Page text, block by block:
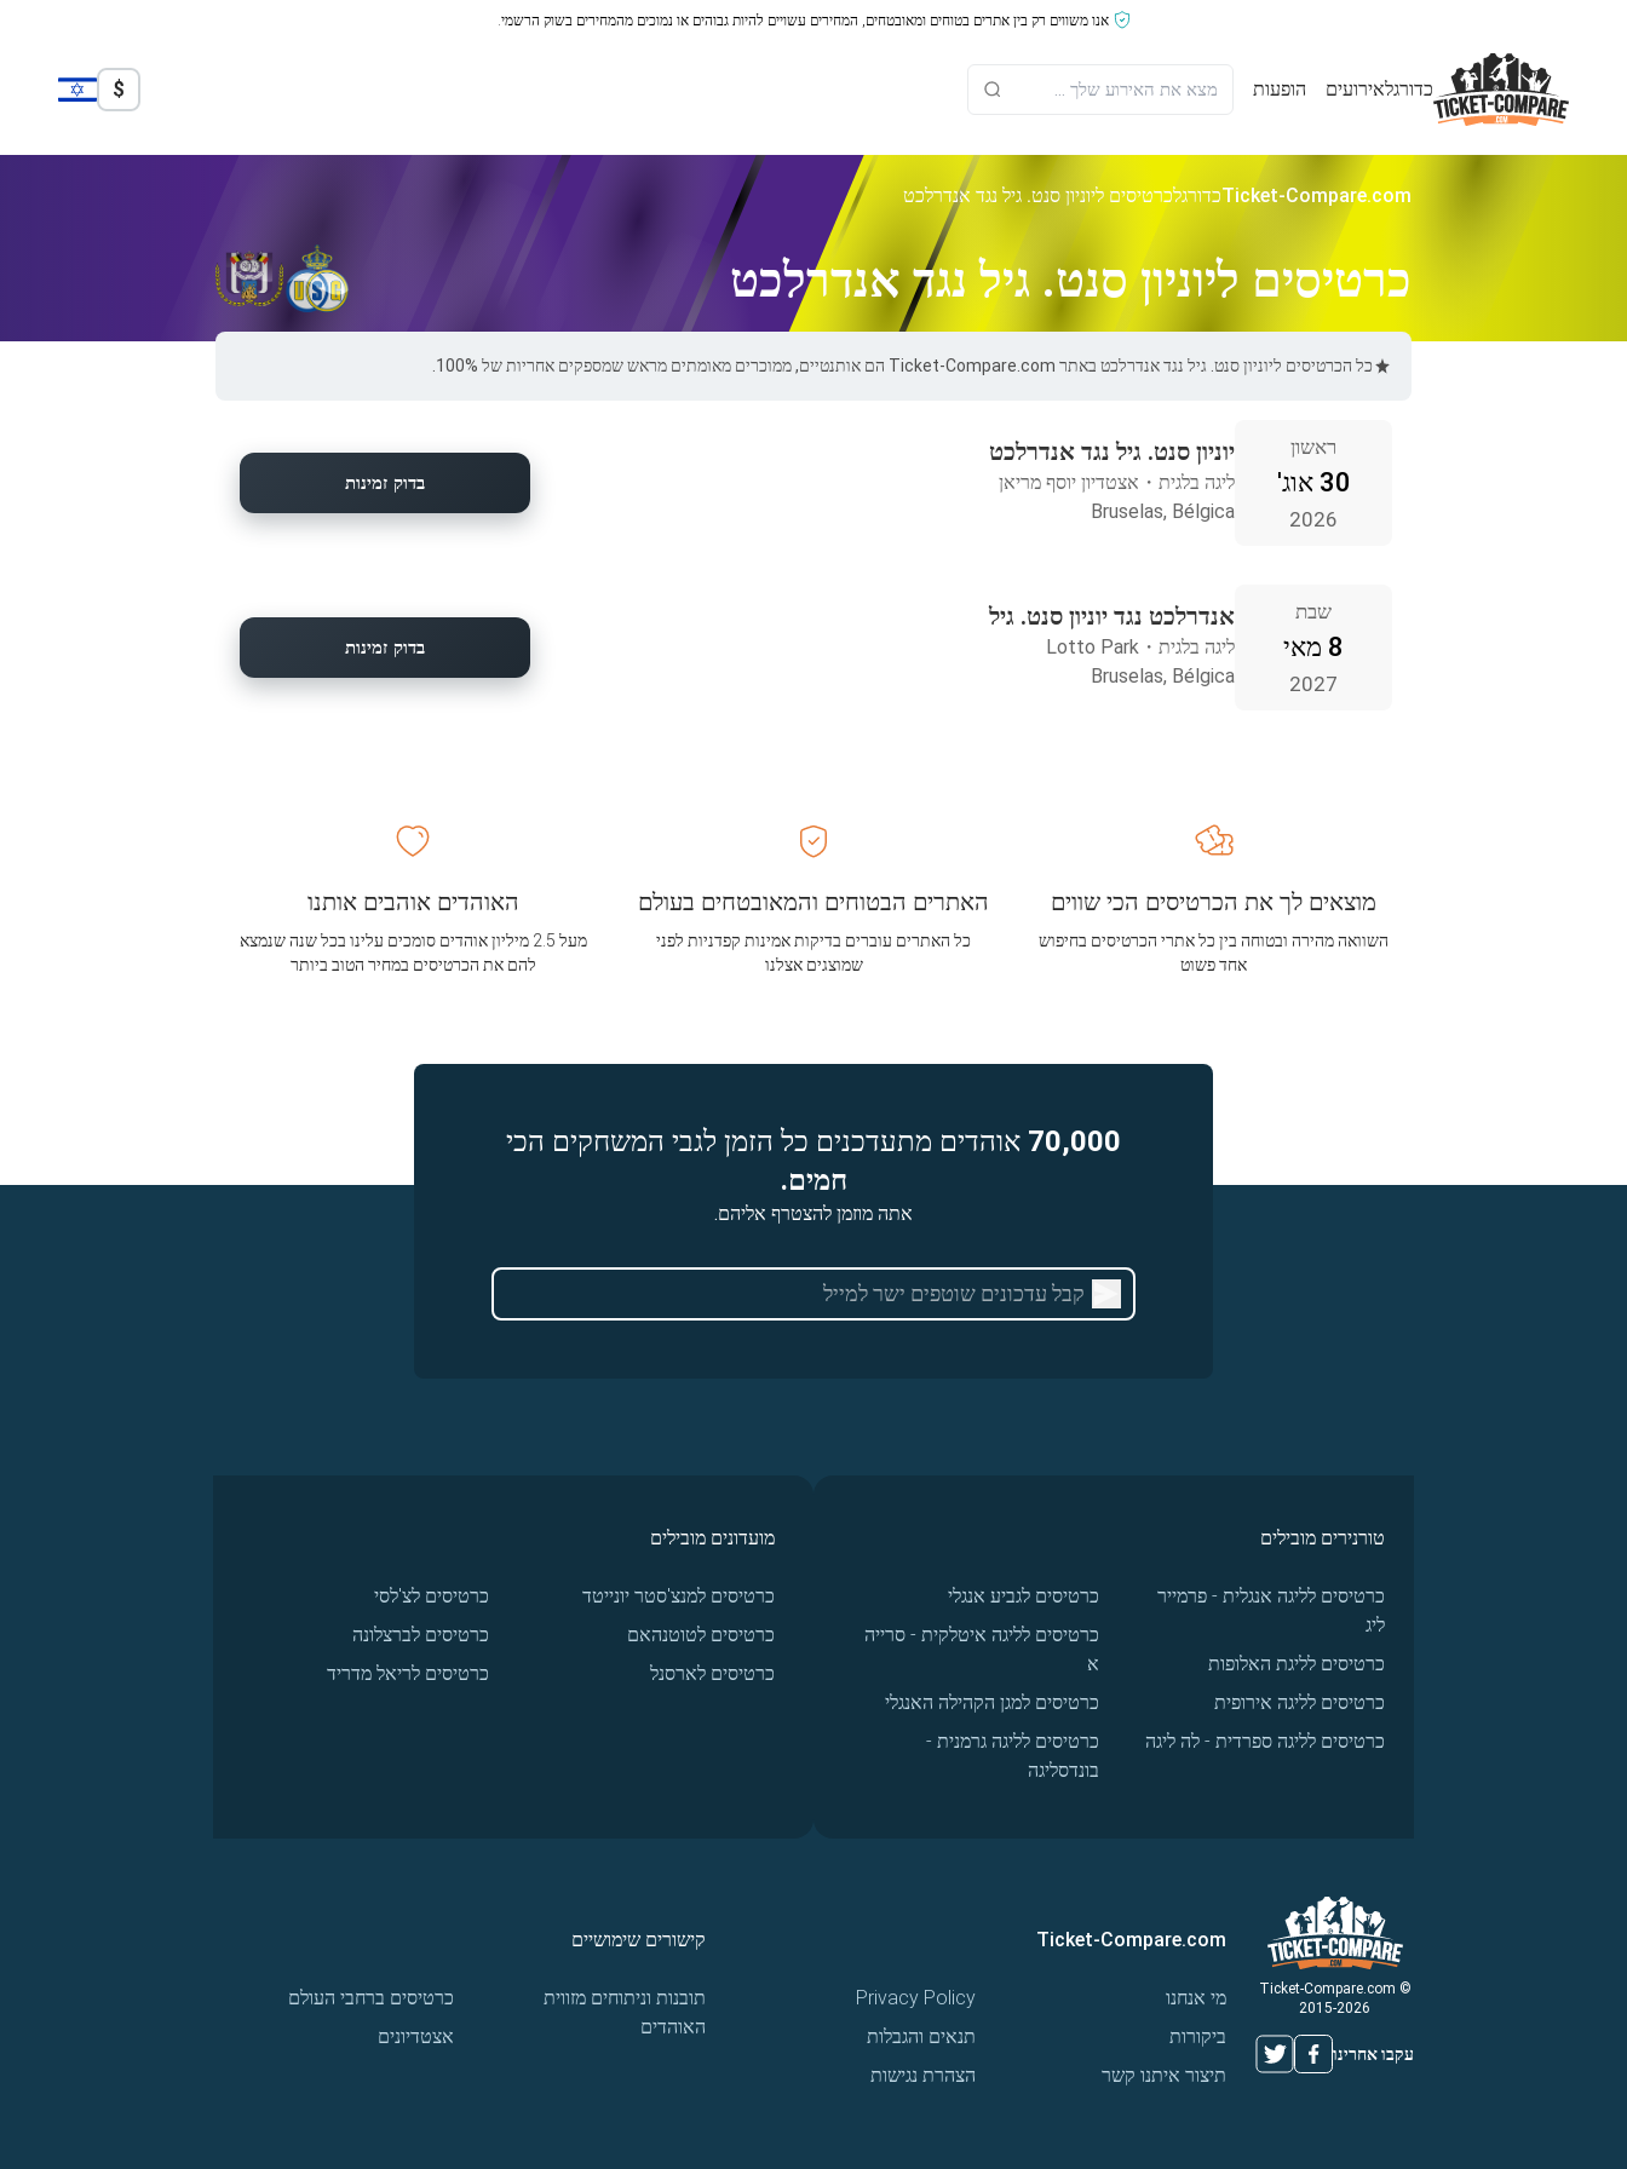
אנו משווים רק בין אתרים בטוחים ומאובטחים, המחירים עשויים להיות גבוהים או נמוכים מהמחירים בשוק הרשמי.
כדורגלאירועים הופעות $
Ticket-Compare.comכדורגלכרטיסים ליוניון סנט. גיל נגד אנדרלכט
כרטיסים ליוניון סנט. גיל נגד אנדרלכט
כל הכרטיסים ליוניון סנט. גיל נגד אנדרלכט באתר Ticket-Compare.com הם אותנטיים, ממוכרים מאומתים מראש שמספקים אחריות של 100%.
ראשון
30 אוג'
2026
יוניון סנט. גיל נגד אנדרלכט
ליגה בלגית ・ אצטדיון יוסף מריאן
Bruselas, Bélgica
בדוק זמינות
שבת
8 מאי
2027
אנדרלכט נגד יוניון סנט. גיל
ליגה בלגית ・
Lotto Park
Bruselas, Bélgica
בדוק זמינות
האתרים הבטוחים והמאובטחים בעולם
כל האתרים עוברים בדיקות אמינות קפדניות לפני
שמוצגים אצלנו
מוצאים לך את הכרטיסים הכי שווים
השוואה מהירה ובטוחה בין כל אתרי הכרטיסים בחיפוש
אחד פשוט
האוהדים אוהבים אותנו
מעל 2.5 מיליון אוהדים סומכים עלינו בכל שנה שנמצא
להם את הכרטיסים במחיר הטוב ביותר
70,000 אוהדים מתעדכנים כל הזמן לגבי המשחקים הכי
חמים.
אתה מוזמן להצטרף אליהם.
טורנירים מובילים
כרטיסים לליגה אנגלית - פרמייר
ליג
כרטיסים לליגת האלופות
כרטיסים לליגה אירופית
כרטיסים לליגה ספרדית - לה ליגה
כרטיסים לגביע אנגלי
כרטיסים לליגה איטלקית - סרייה
א
כרטיסים למגן הקהילה האנגלי
כרטיסים לליגה גרמנית -
בונדסליגה
מועדונים מובילים
כרטיסים למנצ'סטר יונייטד
כרטיסים לטוטנהאם
כרטיסים לארסנל
כרטיסים לצ'לסי
כרטיסים לברצלונה
כרטיסים לריאל מדריד
© Ticket-Compare.com
2015-2026
עקבו אחרינו
Ticket-Compare.com
מי אנחנו
ביקורות
תיצור איתנו קשר
Privacy Policy
תנאים והגבלות
הצהרת נגישות
קישורים שימושיים
תובנות וניתוחים מזווית
האוהדים
כרטיסים ברחבי העולם
אצטדיונים